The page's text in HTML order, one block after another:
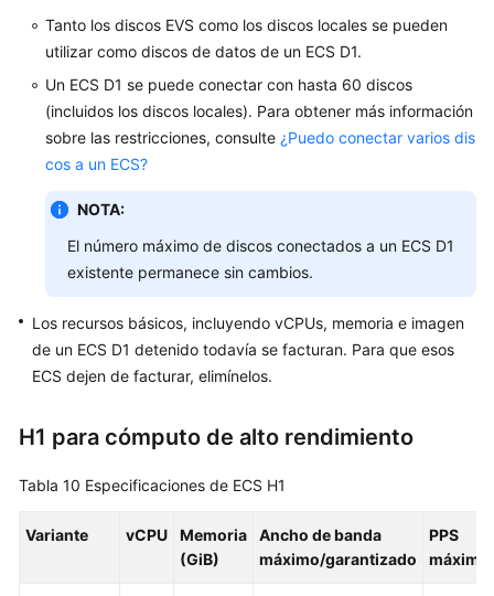
Tanto los discos EVS como los discos locales se pueden
utilizar como discos de datos de un ECS D1.
Un ECS D1 se puede conectar con hasta 60 discos
(incluidos los discos locales). Para obtener más información
sobre las restricciones, consulte ¿Puedo conectar varios dis
cos a un ECS?
NOTA:
El número máximo de discos conectados a un ECS D1
existente permanece sin cambios.
Los recursos básicos, incluyendo vCPUs, memoria e imagen
de un ECS D1 detenido todavía se facturan. Para que esos
ECS dejen de facturar, elimínelos.
H1 para cómputo de alto rendimiento
Tabla 10 Especificaciones de ECS H1
Variante vCPU
Memoria
(GiB)
Ancho de banda
máximo/garantizado
PPS
máximo